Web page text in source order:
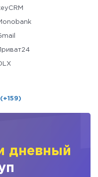
Приват24
дневный